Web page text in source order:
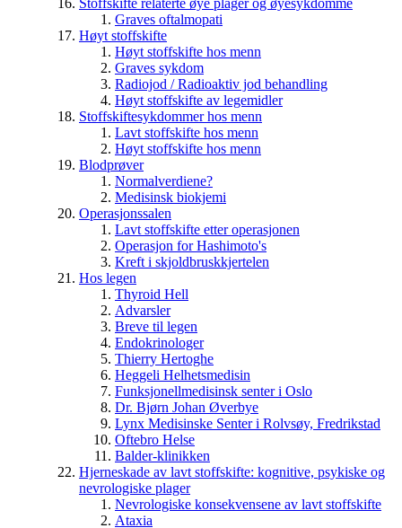
Stoffskifte relaterte øye plager og øyesykdomme
Graves oftalmopati
Høyt stoffskifte
Høyt stoffskifte hos menn
Graves sykdom
Radiojod / Radioaktiv jod behandling
Høyt stoffskifte av legemidler
Stoffskiftesykdommer hos menn
Lavt stoffskifte hos menn
Høyt stoffskifte hos menn
Blodprøver
Normalverdiene?
Medisinsk biokjemi
Operasjonssalen
Lavt stoffskifte etter operasjonen
Operasjon for Hashimoto's
Kreft i skjoldbruskkjertelen
Hos legen
Thyroid Hell
Advarsler
Breve til legen
Endokrinologer
Thierry Hertoghe
Heggeli Helhetsmedisin
Funksjonellmedisinsk senter i Oslo
Dr. Bjørn Johan Øverbye
Lynx Medisinske Senter i Rolvsøy, Fredrikstad
Oftebro Helse
Balder-klinikken
Hjerneskade av lavt stoffskifte: kognitive, psykiske og
nevrologiske plager
Nevrologiske konsekvensene av lavt stoffskifte
Ataxia